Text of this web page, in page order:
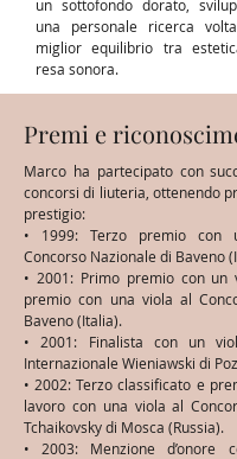
un sottofondo dorato,
una personale ricerca
miglior equilibrio tra
resa sonora.
Premi e
Marco ha partecipato con
concorsi di liuteria, ottenendo
prestigio:
• 1999: Terzo premio con
Concorso Nazionale di Baveno
• 2001: Primo premio con un
premio con una viola al
Baveno (Italia).
• 2001: Finalista con un
Internazionale Wieniawski di
• 2002: Terzo classificato e
lavoro con una viola al
Tchaikovsky di Mosca (Russia).
• 2003: Menzione d’onore